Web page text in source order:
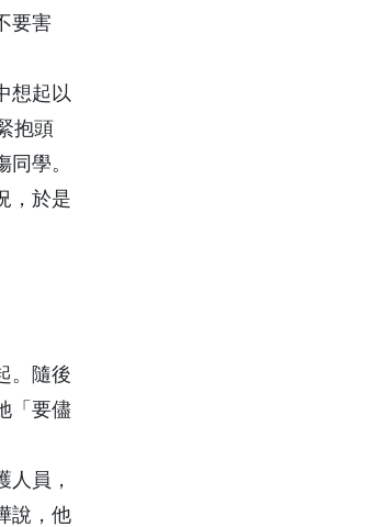
要害
想起以
抱頭
學。
，於是
。隨後
「要儘
員，
說，他